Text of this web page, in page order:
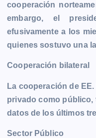
cooperación
embargo, el
efusivamente a los
quienes sostuvo una
Cooperación bilateral
La cooperación de
privado como público,
datos de los últimos
Sector Público